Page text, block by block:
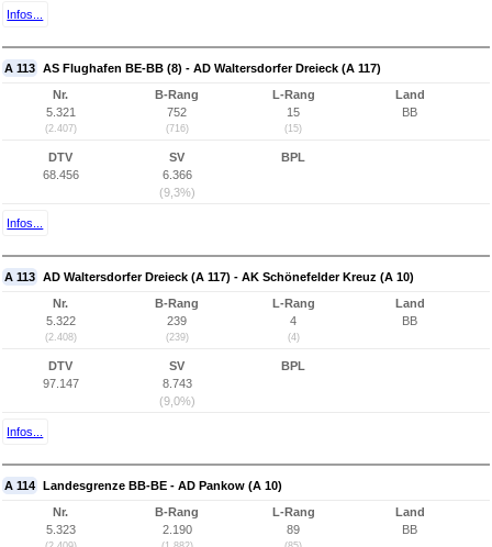
Infos...
A 113 AS Flughafen BE-BB (8) - AD Waltersdorfer Dreieck (A 117)
Nr.
5.321
(2.407)
B-Rang
752
(716)
L-Rang
15
(15)
Land
BB
DTV
68.456
SV
6.366
(9,3%)
BPL
Infos...
A 113 AD Waltersdorfer Dreieck (A 117) - AK Schönefelder Kreuz (A 10)
Nr.
5.322
(2.408)
B-Rang
239
(239)
L-Rang
4
(4)
Land
BB
DTV
97.147
SV
8.743
(9,0%)
BPL
Infos...
A 114 Landesgrenze BB-BE - AD Pankow (A 10)
Nr.
5.323
B-Rang
2.190
L-Rang
89
Land
BB